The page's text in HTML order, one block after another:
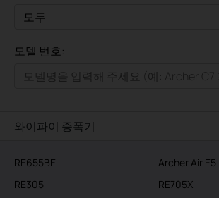
모두
기업용
모델 번호:
와이파이 증폭기
RE655BE
Archer Air E5
RE305
RE705X